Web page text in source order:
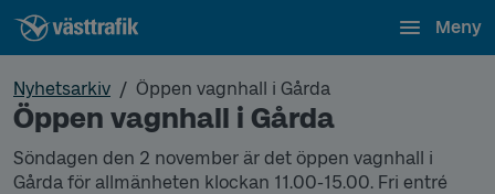
Meny
Nyhetsarkiv Öppen vagnhall i Gårda
Öppen vagnhall i Gårda
Söndagen den 2 november är det öppen vagnhall i
Gårda för allmänheten klockan 11.00-15.00. Fri entré